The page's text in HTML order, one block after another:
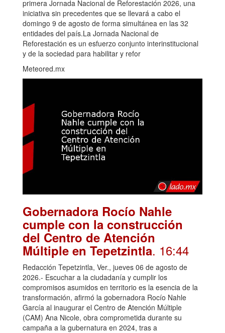
primera Jornada Nacional de Reforestación 2026, una
iniciativa sin precedentes que se llevará a cabo el
domingo 9 de agosto de forma simultánea en las 32
entidades del país.La Jornada Nacional de
Reforestación es un esfuerzo conjunto interinstitucional
y de la sociedad para habilitar y refor
Meteored.mx
Gobernadora Rocío Nahle
cumple con la construcción
del Centro de Atención
Múltiple en Tepetzintla. 16:44
Redacción Tepetzintla, Ver., jueves 06 de agosto de
2026.- Escuchar a la ciudadanía y cumplir los
compromisos asumidos en territorio es la esencia de la
transformación, afirmó la gobernadora Rocío Nahle
García al inaugurar el Centro de Atención Múltiple
(CAM) Ana Nicole, obra comprometida durante su
campaña a la gubernatura en 2024, tras a